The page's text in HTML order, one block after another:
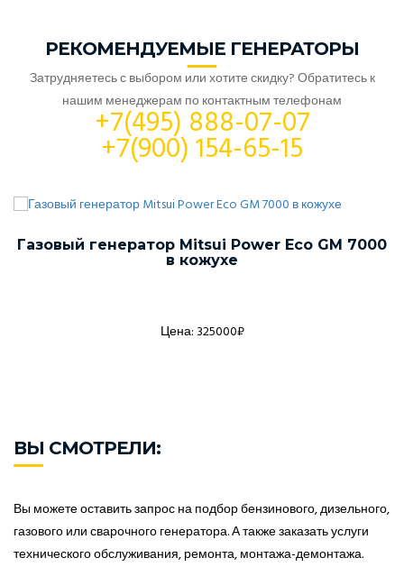
РЕКОМЕНДУЕМЫЕ ГЕНЕРАТОРЫ
Затрудняетесь с выбором или хотите скидку? Обратитесь к
нашим менеджерам по контактным телефонам
+7(495) 888-07-07
+7(900) 154-65-15
Газовый генератор Mitsui Power Eco GM 7000
в кожухе
Цена: 325000₽
ВЫ СМОТРЕЛИ:
Вы можете оставить запрос на подбор бензинового, дизельного,
газового или сварочного генератора. А также заказать услуги
технического обслуживания, ремонта, монтажа-демонтажа.